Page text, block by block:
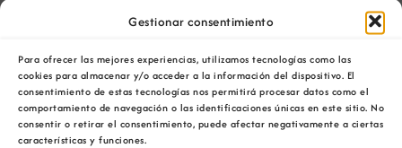
Gestionar consentimiento
Para ofrecer las mejores experiencias, utilizamos tecnologías como las
cookies para almacenar y/o acceder a la información del dispositivo. El
consentimiento de estas tecnologías nos permitirá procesar datos como el
comportamiento de navegación o las identificaciones únicas en este sitio. No
consentir o retirar el consentimiento, puede afectar negativamente a ciertas
características y funciones.
Comparta esta información en su red Social
favorita!
Facebook
X BlueskyRedditLinkedInWhatsApp
TelegramTumblrPinterest
Xing Email